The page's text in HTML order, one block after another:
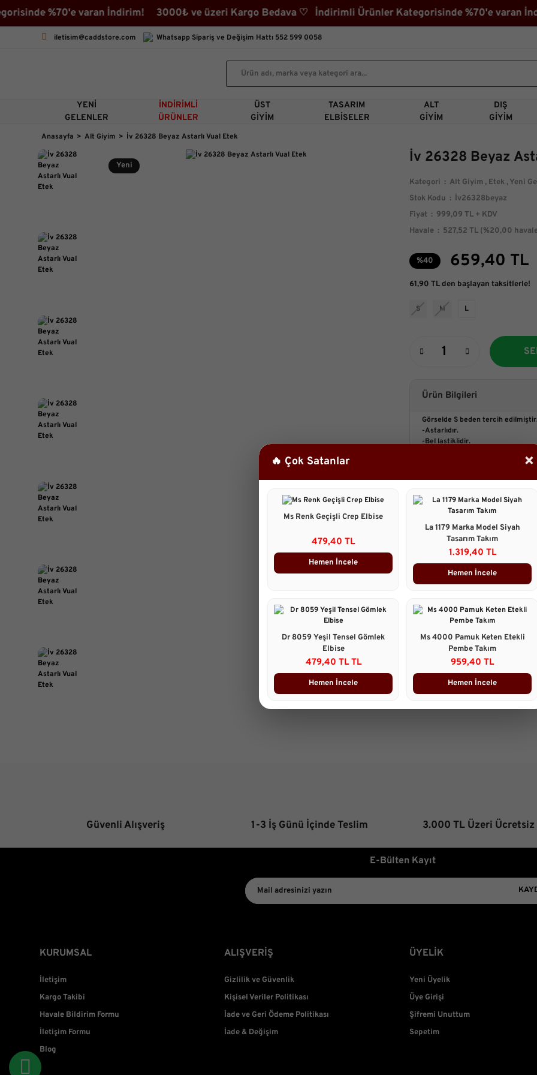
%70'e varan İndirim! 3000₺ ve üzeri Kargo Bedava ♡ İndirimli Ürünler Kategorisinde %70'e varan
iletisim@caddstore.com Whatsapp Sipariş ve Değişim Hattı 552 599 0058
YENI
GELENLER
İNDIRIMLI
ÜRÜNLER
ÜST
GIYIM
TASARIM
ELBISELER
ALT
GIYIM
DIŞ
GIYIM
🔥 Çok Satanlar ×
Ms Renk Geçişli Crep Elbise
479,40 TL
Hemen İncele
La 1179 Marka Model Siyah
Tasarım Takım
1.319,40 TL
Hemen İncele
Dr 8059 Yeşil Tensel Gömlek
Elbise
479,40 TL TL
Hemen İncele
Ms 4000 Pamuk Keten Etekli
Pembe Takım
959,40 TL
Hemen İncele
Anasayfa Alt Giyim İv 26328 Beyaz Astarlı Vual Etek
Yeni İv 26328 Beyaz
Kategori Alt Giyim , Etek ,Yeni
Stok Kodu
İv26328beyaz
Fiyat
999,09 TL + KDV
Havale
527,52 TL (%20,00
%40 659,40 TL
61,90 TL den başlayan taksitlerle!
S M L
Ürün Bilgileri
Görselde S beden tercih
-Astarlıdır.
-Bel lastiklidir.
-Ara bedenler bir alt beden
-Vual kumaştır, yumuşak
Manken Ölçüleri: Göğüs : 85cm
Taksit Seçenekleri
Ürün Yorumları
Önerileriniz
gördüğünüz noktaları öneri
Görüş ve önerileriniz için
Ürün resmi kalitesiz, bozuk
Ürün açıklamasında eksik
Güvenli Alışveriş 1-3 İş Günü İçinde Teslim 3.000 TL Üzeri Ücretsiz
E-Bülten Kayıt
KURUMSAL
İletişim
Kargo Takibi
Havale Bildirim Formu
İletişim Formu
Blog
ALIŞVERİŞ
Gizlilik ve Güvenlik
Kişisel Veriler Politikası
İade ve Geri Ödeme Politikası
İade & Değişim
ÜYELİK
Yeni Üyelik
Üye Girişi
Şifremi Unuttum
Sepetim